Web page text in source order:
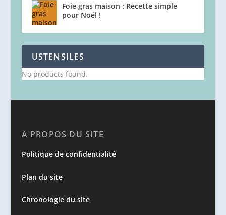
Foie gras maison : Recette simple
pour Noël !
USTENSILES
No products found.
A PROPOS DU SITE
Politique de confidentialité
Plan du site
Chronologie du site